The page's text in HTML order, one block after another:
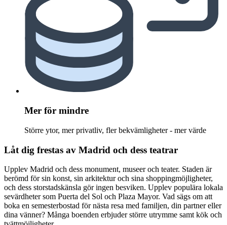
Mer för mindre
Större ytor, mer privatliv, fler bekvämligheter - mer värde
Låt dig frestas av Madrid och dess teatrar
Upplev Madrid och dess monument, museer och teater. Staden är
berömd för sin konst, sin arkitektur och sina shoppingmöjligheter,
och dess storstadskänsla gör ingen besviken. Upplev populära lokala
sevärdheter som Puerta del Sol och Plaza Mayor. Vad sägs om att
boka en semesterbostad för nästa resa med familjen, din partner eller
dina vänner? Många boenden erbjuder större utrymme samt kök och